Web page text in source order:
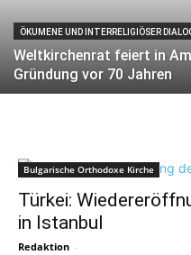
ÖKUMENE UND INTERRELIGIÖSER
Weltkirchenrat feiert in
Gründung vor 70 Jahren
Bulgarische Orthodoxe Kirche
Türkei:
in Istanbul
Redaktion -